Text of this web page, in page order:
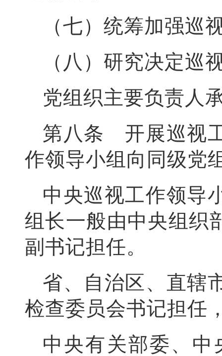
（七）统筹加强巡
（八）研究决定巡
党组织主要负责人
第八条 开展巡视
作领导小组向同级党
中央巡视工作领导
组长一般由中央组织
副书记担任。
省、自治区、直辖
检查委员会书记担任
中央有关部委、